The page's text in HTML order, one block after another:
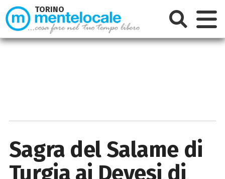
Sagra del Salame di
Turgia ai Devesi di
TORINO